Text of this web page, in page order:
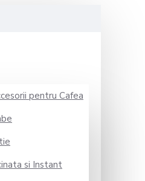
pentru Cafea
si Instant